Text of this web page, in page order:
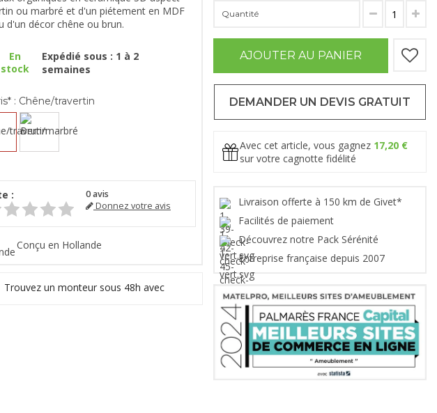
ou marbré et d'un piétement en MDF
d'un décor chêne ou brun.
En
stock
Expédié sous : 1 à 2
semaines
: Chêne/travertin
: 0avis
Donnez votre avis
Conçu en Hollande
Trouvez un monteur sous 48h avec
Quantité
AJOUTER AU PANIER
DEMANDER UN DEVIS GRATUIT
Avec cet article, vous gagnez 17,20 €
sur votre cagnotte fidélité
Livraison offerte à 150 km de Givet*
Facilités de paiement
Découvrez notre Pack Sérénité
Entreprise française depuis 2007